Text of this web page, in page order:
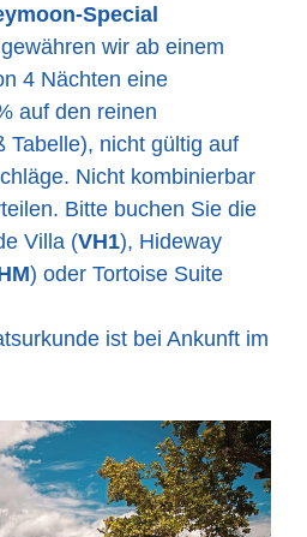
Special
wir ab einem
4 Nächten eine
auf den reinen
Tabelle), nicht gültig auf
Nicht kombinierbar
Bitte buchen Sie die
Villa (VH1), Hideway
) oder Tortoise Suite
ist bei Ankunft im